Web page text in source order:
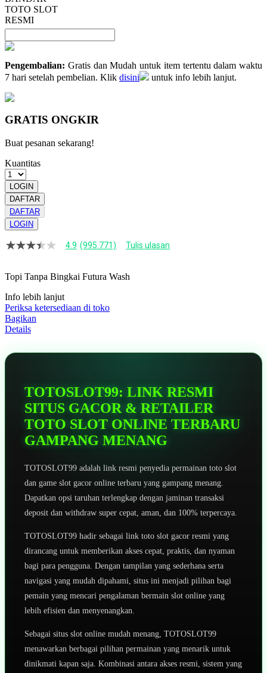
TOTO SLOT
RESMI
Pengembalian: Gratis dan Mudah untuk item tertentu dalam waktu
7 hari setelah pembelian. Klik disini untuk info lebih lanjut.
GRATIS ONGKIR
Buat pesanan sekarang!
Kuantitas
LOGIN
DAFTAR
DAFTAR
LOGIN
4.9
bintang,
rating
rata-
rata.
Read
13
Tautan
4.9 (995.771) Tulis ulasan
Topi Tanpa Bingkai Futura Wash
Info lebih lanjut
Periksa ketersediaan di toko
Bagikan
Details
TOTOSLOT99: LINK RESMI
SITUS GACOR & RETAILER
TOTO SLOT ONLINE TERBARU
GAMPANG MENANG
TOTOSLOT99 adalah link resmi penyedia permainan toto slot
dan game slot gacor online terbaru yang gampang menang.
Dapatkan opsi taruhan terlengkap dengan jaminan transaksi
deposit dan withdraw super cepat, aman, dan 100% terpercaya.
TOTOSLOT99 hadir sebagai link toto slot gacor resmi yang
dirancang untuk memberikan akses cepat, praktis, dan nyaman
bagi para pengguna. Dengan tampilan yang sederhana serta
navigasi yang mudah dipahami, situs ini menjadi pilihan bagi
pemain yang mencari pengalaman bermain slot online yang
lebih efisien dan menyenangkan.
Sebagai situs slot online mudah menang, TOTOSLOT99
menawarkan berbagai pilihan permainan yang menarik untuk
dinikmati kapan saja. Kombinasi antara akses resmi, sistem yang